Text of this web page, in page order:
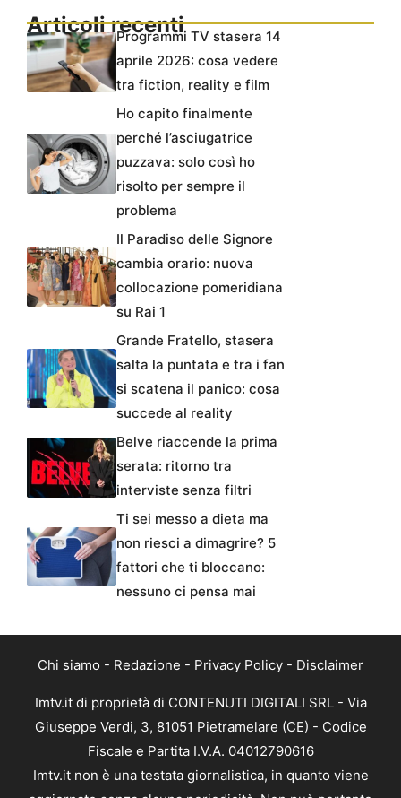
Articoli recentiProgrammi TV stasera 14
aprile 2026: cosa vedere
tra fiction, reality e film
Ho capito finalmente
perché l’asciugatrice
puzzava: solo così ho
risolto per sempre il
problema
Il Paradiso delle Signore
cambia orario: nuova
collocazione pomeridiana
su Rai 1
Grande Fratello, stasera
salta la puntata e tra i fan
si scatena il panico: cosa
succede al reality
Belve riaccende la prima
serata: ritorno tra
interviste senza filtri
Ti sei messo a dieta ma
non riesci a dimagrire? 5
fattori che ti bloccano:
nessuno ci pensa mai
Chi siamo - Redazione - Privacy Policy - Disclaimer
Imtv.it di proprietà di CONTENUTI DIGITALI SRL - Via
Giuseppe Verdi, 3, 81051 Pietramelare (CE) - Codice
Fiscale e Partita I.V.A. 04012790616
Imtv.it non è una testata giornalistica, in quanto viene